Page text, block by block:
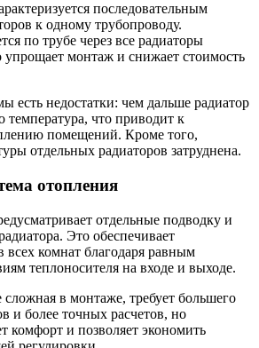
последовательным
к одному трубопроводу.
по трубе через все радиаторы
упрощает монтаж и снижает стоимость
есть недостатки: чем дальше радиатор
температура, что приводит к
помещений. Кроме того,
отдельных радиаторов затруднена.
отопления
отдельные подводку и
Это обеспечивает
комнат благодаря равным
теплоносителя на входе и выходе.
сложная в монтаже, требует большего
и более точных расчетов, но
комфорт и позволяет экономить